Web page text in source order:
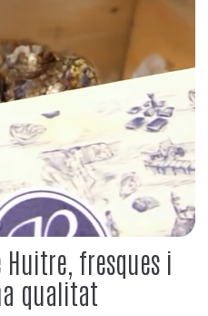
Huitre, fresques i
qualitat